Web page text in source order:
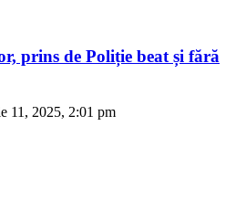
prins de Poliție beat și fără
11, 2025, 2:01 pm